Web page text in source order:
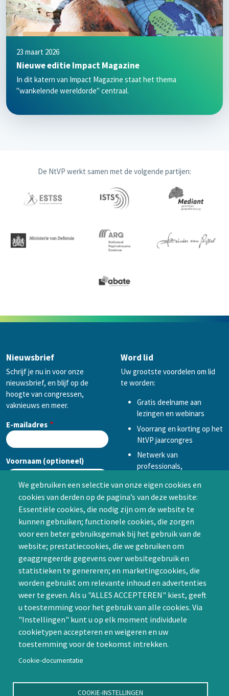
We gebruiken een selectie van onze eigen cookies en
cookies van derden op de pagina’s van deze website:
Essentiële cookies, die nodig zijn om de website te
kunnen gebruiken; functionele cookies, die zorgen
voor een beter gebruiksgemak bij het gebruik van de
website; prestatiecookies, die we gebruiken om
geaggregeerde gegevens over websitegebruik en
statistieken te genereren; en marketingcookies, die
worden gebruikt om relevante inhoud en advertenties
weer te geven. Als u "ALLES ACCEPTEREN" kiest, geeft
u toestemming voor het gebruik van alle cookies. Via
"Instellingen" kunt u op elk moment individuele
cookietypen accepteren en weigeren en uw
toestemming voor de toekomst intrekken.
Cookie-documentatie
COOKIE-INSTELLINGEN
23 maart 2026
Nieuwe editie Impact Magazine
In dit katern van Impact Magazine staat het thema
"wankelende wereldorde" centraal.
De NtVP werkt samen met de volgende partijen:
Nieuwsbrief
Schrijf je nu in voor onze
nieuwsbrief, en blijf op de
hoogte van congressen,
vaknieuws en meer.
E-mailadres
Voornaam (optioneel)
Achternaam (optioneel)
CAPTCHA
Word lid
Uw grootste voordelen om lid
te worden:
Gratis deelname aan
lezingen en webinars
Voorrang en korting op het
NtVP jaarcongres
Netwerk van
professionals,
samenwerken in een van
de Special Interest
Groepen (SIG’s) of zelf een
SIG initiëren
Word lid
Contact
Nienoord 5, 1112 XE Diemen
info@ntvp.nl